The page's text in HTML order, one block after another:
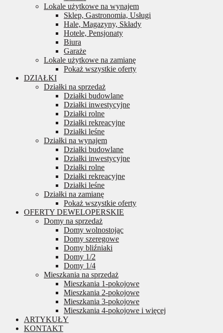
Lokale użytkowe na wynajem
Sklep, Gastronomia, Usługi
Hale, Magazyny, Składy
Hotele, Pensjonaty
Biura
Garaże
Lokale użytkowe na zamianę
Pokaż wszystkie oferty
DZIAŁKI
Działki na sprzedaż
Działki budowlane
Działki inwestycyjne
Działki rolne
Działki rekreacyjne
Działki leśne
Działki na wynajem
Działki budowlane
Działki inwestycyjne
Działki rolne
Działki rekreacyjne
Działki leśne
Działki na zamianę
Pokaż wszystkie oferty
OFERTY DEWELOPERSKIE
Domy na sprzedaż
Domy wolnostojąc
Domy szeregowe
Domy bliźniaki
Domy 1/2
Domy 1/4
Mieszkania na sprzedaż
Mieszkania 1-pokojowe
Mieszkania 2-pokojowe
Mieszkania 3-pokojowe
Mieszkania 4-pokojowe i więcej
ARTYKUŁY
KONTAKT